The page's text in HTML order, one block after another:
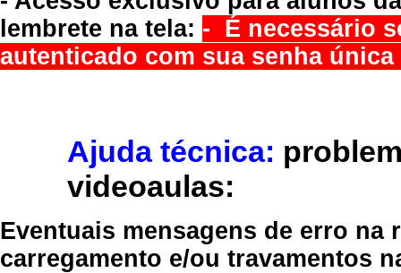
lembrete na tela: - É necessário
autenticado com sua senha
Ajuda técnica:
videoaulas:
Eventuais mensagens de erro
carregamento e/ou travamentos